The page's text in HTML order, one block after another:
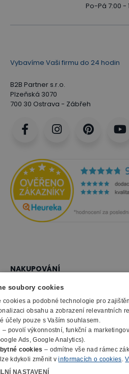
Po-Pá 7:00 -
Vybavíme Vaši firmu do 24 hodin
B2B Partner s.r.o.
Plzeňská 3070
700 30 Ostrava - Zábřeh
NAKUPOVÁNÍ
Vše o nákupu
Obchodní podmínky
Doprava a montáž
Možnosti platby
Záruka, servis, reklamace
Ochrana osobních údajů
Informace o cookies
SLUŽBY
Naše katalogy
Reklamační formulář
Výroba kancelářského nábytku
Zpracování elektroodpadu
E-Procurement
O FIRMĚ
O nás
Kontakty
Členství v organizacích
© 2010 - 2026 B2B Partner s.r.o. -
soubory cookies
cookies a podobné technologie pro
obsahu a zobrazení relevantních
účely pouze s Vaším souhlasem.
– povolí výkonnostní, funkční a
Ads, Google Analytics).
cookies – odmítne vše nad rámec
kdykoli změnit vinformacích o cookies.
NASTAVENÍ